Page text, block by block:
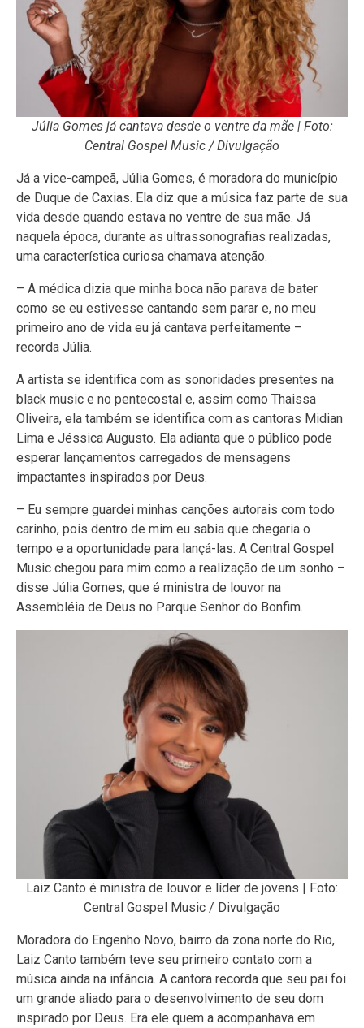
Júlia Gomes já cantava desde o ventre da mãe | Foto:
Central Gospel Music / Divulgação
Já a vice-campeã, Júlia Gomes, é moradora do município
de Duque de Caxias. Ela diz que a música faz parte de sua
vida desde quando estava no ventre de sua mãe. Já
naquela época, durante as ultrassonografias realizadas,
uma característica curiosa chamava atenção.
– A médica dizia que minha boca não parava de bater
como se eu estivesse cantando sem parar e, no meu
primeiro ano de vida eu já cantava perfeitamente –
recorda Júlia.
A artista se identifica com as sonoridades presentes na
black music e no pentecostal e, assim como Thaissa
Oliveira, ela também se identifica com as cantoras Midian
Lima e Jéssica Augusto. Ela adianta que o público pode
esperar lançamentos carregados de mensagens
impactantes inspirados por Deus.
– Eu sempre guardei minhas canções autorais com todo
carinho, pois dentro de mim eu sabia que chegaria o
tempo e a oportunidade para lançá-las. A Central Gospel
Music chegou para mim como a realização de um sonho –
disse Júlia Gomes, que é ministra de louvor na
Assembléia de Deus no Parque Senhor do Bonfim.
Laiz Canto é ministra de louvor e líder de jovens | Foto:
Central Gospel Music / Divulgação
Moradora do Engenho Novo, bairro da zona norte do Rio,
Laiz Canto também teve seu primeiro contato com a
música ainda na infância. A cantora recorda que seu pai foi
um grande aliado para o desenvolvimento de seu dom
inspirado por Deus. Era ele quem a acompanhava em